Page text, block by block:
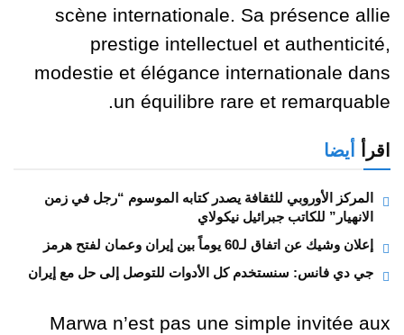
scène internationale. Sa présence allie
prestige intellectuel et authenticité,
modestie et élégance internationale dans
un équilibre rare et remarquable.
اقرأ أيضا
المركز الأوروبي للثقافة يصدر كتابه الموسوم “رجل في زمن
الانهيار” للكاتب جبرائيل نيكولاي
إعلان وشيك عن اتفاق لـ60 يوماً بين إيران وعمان لفتح هرمز
جي دي فانس: سنستخدم كل الأدوات للتوصل إلى حل مع إيران
Marwa n’est pas une simple invitée aux